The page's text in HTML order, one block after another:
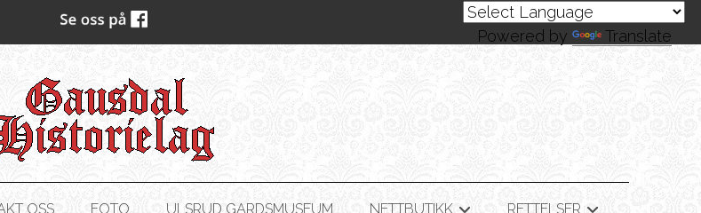
OSS FOTO ULSRUD GARDSMUSEUM NETTBUTIKK
RETTELSER
Powered by Translate